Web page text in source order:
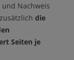
Nachweis
die
Seiten je